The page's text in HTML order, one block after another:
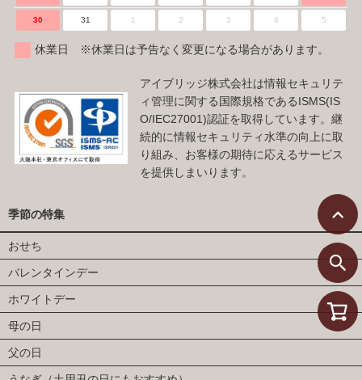
30 31 1 2 3 4 5
休業日 ※休業日は予告なく変更になる場合があります。
アイブリッジ株式会社は情報セキュリテ
ィ管理に関する国際規格であるISMS(IS
O/IEC27001)認証を取得しています。継
続的に情報セキュリティ水準の向上に取
り組み、お客様の期待に応えるサービス
を提供しまいります。
季節の特集
おせち
バレンタインデー
ホワイトデー
母の日
父の日